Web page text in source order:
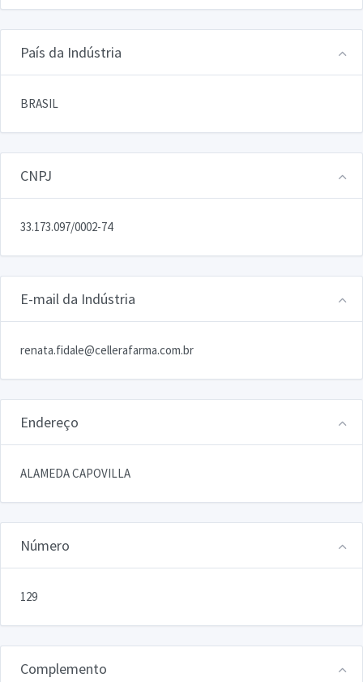
País da Indústria
BRASIL
CNPJ
33.173.097/0002-74
E-mail da Indústria
renata.fidale@cellerafarma.com.br
Endereço
ALAMEDA CAPOVILLA
Número
129
Complemento